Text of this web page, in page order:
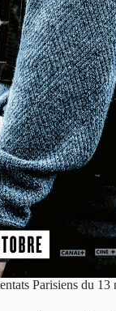
Parisiens du